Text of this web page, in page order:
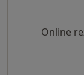
Online